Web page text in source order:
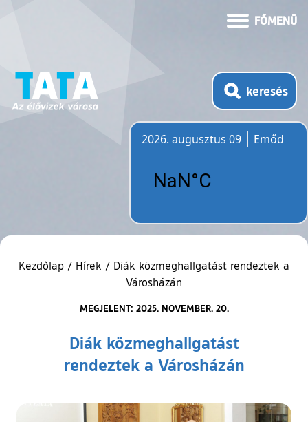
FŐMENÜ
keresés
2026. augusztus 09
Emőd
Kezdőlap / Hírek / Diák közmeghallgatást rendeztek a
Városházán
MEGJELENT: 2025. NOVEMBER. 20.
Diák közmeghallgatást
rendeztek a Városházán